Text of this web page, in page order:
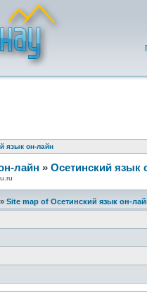
язык он-лайн
лайн » Осетинский язык
» Site map of Осетинский язык он-